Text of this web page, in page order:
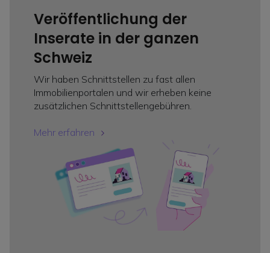
Veröffentlichung der
Inserate in der ganzen
Schweiz
Wir haben Schnittstellen zu fast allen
Immobilienportalen und wir erheben keine
zusätzlichen Schnittstellengebühren.
Mehr erfahren